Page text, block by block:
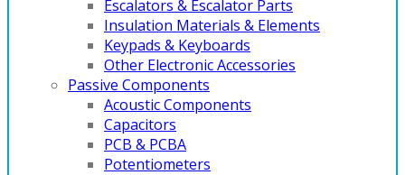
Escalators & Escalator Parts
Insulation Materials & Elements
Keypads & Keyboards
Other Electronic Accessories
Passive Components
Acoustic Components
Capacitors
PCB & PCBA
Potentiometers